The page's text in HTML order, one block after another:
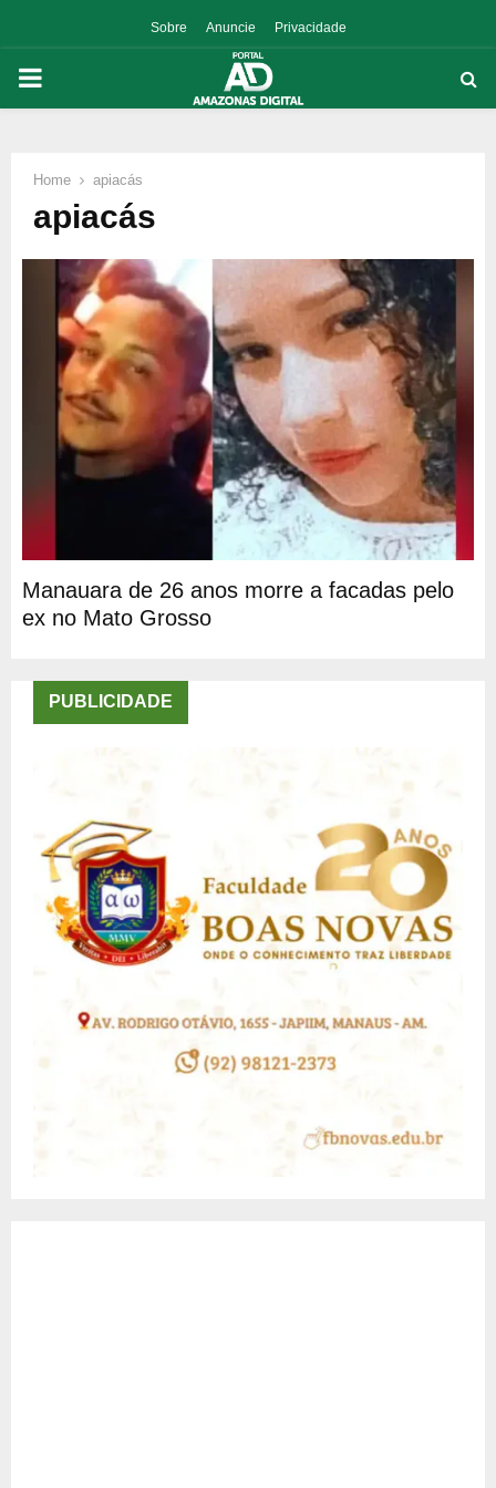
Sobre Anuncie Privacidade
PRIMARY
Home apiacás
apiacás
Manauara de 26 anos morre a facadas pelo
ex no Mato Grosso
PUBLICIDADE